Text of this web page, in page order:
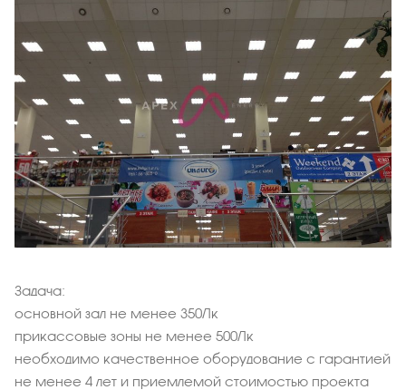
Задача:
основной зал не менее 350Лк
прикассовые зоны не менее 500Лк
необходимо качественное оборудование с гарантией
не менее 4 лет и приемлемой стоимостью проекта